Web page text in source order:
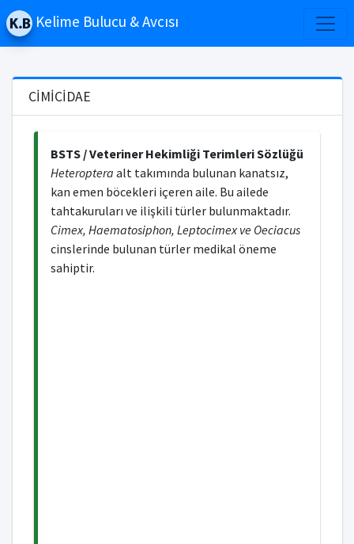
Kelime Bulucu & Avcısı
CİMİCİDAE
BSTS / Veteriner Hekimliği Terimleri Sözlüğü
Heteroptera alt takımında bulunan kanatsız,
kan emen böcekleri içeren aile. Bu ailede
tahtakuruları ve ilişkili türler bulunmaktadır.
Cimex, Haematosiphon, Leptocimex ve Oeciacus
cinslerinde bulunan türler medikal öneme
sahiptir.